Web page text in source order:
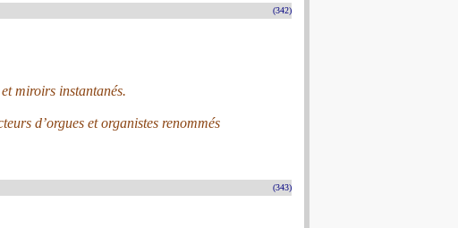
(342)
miroirs instantanés.
d’orgues et organistes renommés
(343)